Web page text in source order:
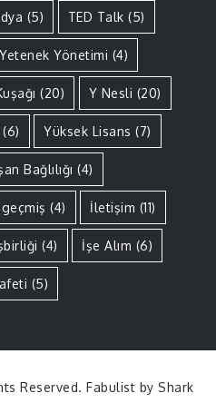
(5) TED Talk (5)
Yetenek Yönetimi (4)
(20) Y Nesli (20)
(6) Yüksek Lisans (7)
Bağlılığı (4)
(4) İletişim (11)
(4) İşe Alım (6)
(5)
Reserved. Fabulist by Shark